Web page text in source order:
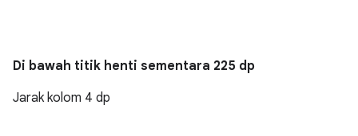
Di bawah titik henti sementara 225 dp
Jarak kolom 4 dp